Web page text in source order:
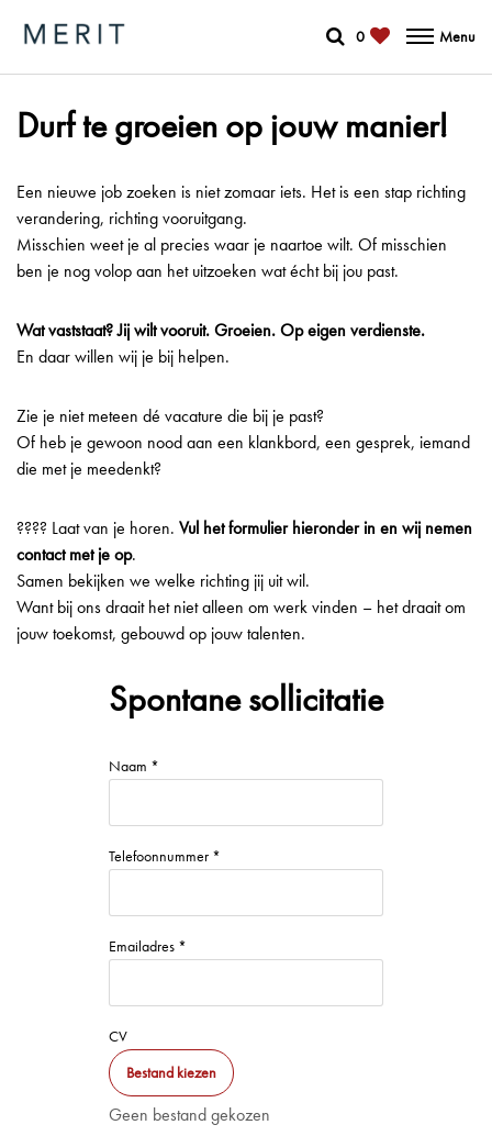
0 Menu
Durf te groeien op jouw manier!
Een nieuwe job zoeken is niet zomaar iets. Het is een stap richting
verandering, richting vooruitgang.
Misschien weet je al precies waar je naartoe wilt. Of misschien
ben je nog volop aan het uitzoeken wat écht bij jou past.
Wat vaststaat? Jij wilt vooruit. Groeien. Op eigen verdienste.
En daar willen wij je bij helpen.
Zie je niet meteen dé vacature die bij je past?
Of heb je gewoon nood aan een klankbord, een gesprek, iemand
die met je meedenkt?
???? Laat van je horen. Vul het formulier hieronder in en wij nemen
contact met je op.
Samen bekijken we welke richting jij uit wil.
Want bij ons draait het niet alleen om werk vinden – het draait om
jouw toekomst, gebouwd op jouw talenten.
Spontane sollicitatie
Naam *
Telefoonnummer *
Emailadres *
CV
Bestand kiezen
Geen bestand gekozen